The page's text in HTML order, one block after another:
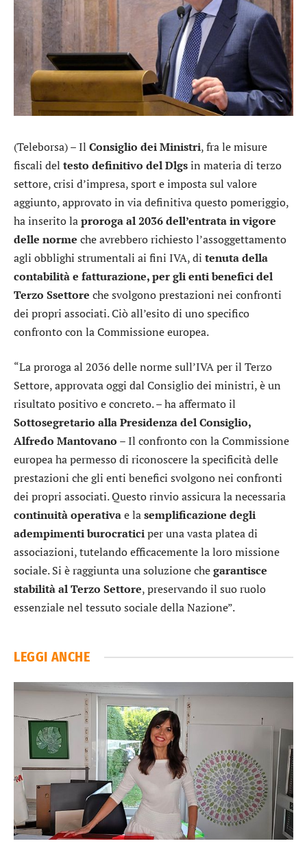
(Teleborsa) – Il Consiglio dei Ministri, fra le misure
fiscali del testo definitivo del Dlgsin materia di terzo
settore, crisi d’impresa, sport e imposta sul valore
aggiunto, approvato in via definitiva questo pomeriggio,
ha inserito laproroga al 2036 dell’entrata in vigore
delle norme che avrebbero richiesto l’assoggettamento
agli obblighi strumentali ai fini IVA, di tenuta della
contabilità e fatturazione, per gli enti benefici del
Terzo Ssettore che svolgono prestazioni nei confronti
dei propri associati. Ciò all’esito di uno specifico
confronto con la Commissione europea.
“La proroga al 2036 delle norme sull’IVA per il Terzo
Settore, approvata oggi dal Consiglio dei ministri, è un
risultato positivo e concreto. – ha affermato il
Sottosegretario alla Presidenza del Consiglio,
Alfredo Mantovano – Il confronto con la Commissione
europea ha permesso di riconoscere la specificità delle
prestazioni che gli enti benefici svolgono nei confronti
dei propri associati. Questo rinvio assicura la necessaria
continuità operativae lasemplificazione degli
adempimenti burocraticiper una vasta platea di
associazioni, tutelando efficacemente la loro missione
sociale. Si è raggiunta una soluzione chegarantisce
stabilità al Terzo Settore, preservando il suo ruolo
essenziale nel tessuto sociale della Nazione”.
LEGGI ANCHE